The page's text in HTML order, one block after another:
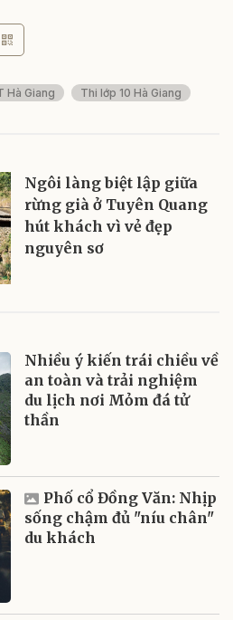
Hà Giang Thi lớp 10 Hà Giang
Ngôi làng biệt lập giữa
rừng già ở Tuyên Quang
hút khách vì vẻ đẹp
nguyên sơ
Nhiều ý kiến trái chiều về
an toàn và trải nghiệm
du lịch nơi Mỏm đá tử
thần
Phố cổ Đồng Văn: Nhịp
sống chậm đủ "níu chân"
du khách